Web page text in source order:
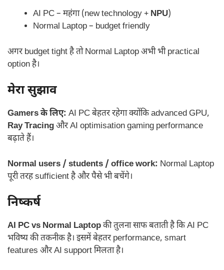
AI PC – महंगा (new technology + NPU)
Normal Laptop – budget friendly
अगर budget tight है तो Normal Laptop अभी भी practical
option है।
मेरा सुझाव
Gamers के लिए: AI PC बेहतर रहेगा क्योंकि advanced GPU,
Ray Tracingऔर AI optimisation gaming performance
बढ़ाते हैं।
Normal users / students / office work: Normal Laptop
पूरी तरह sufficient है और पैसे भी बचेंगे।
निष्कर्ष
AI PC vs Normal Laptopकी तुलना साफ बताती है कि AI PC
भविष्य की तकनीक है। इसमें बेहतर performance, smart
features और AI support मिलता है।